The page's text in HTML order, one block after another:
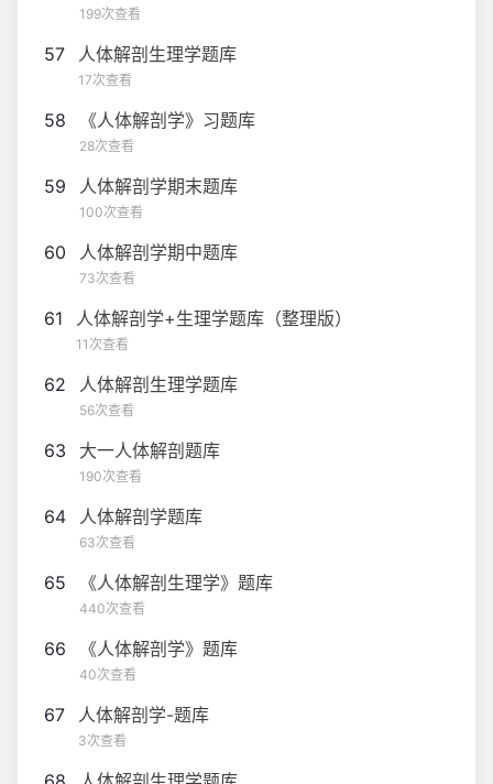
199次查看
57 人体解剖生理学题库
17次查看
58 《人体解剖学》习题库
28次查看
59 人体解剖学期末题库
100次查看
60 人体解剖学期中题库
73次查看
61 人体解剖学+生理学题库（整理版）
11次查看
62 人体解剖生理学题库
56次查看
63 大一人体解剖题库
190次查看
64 人体解剖学题库
63次查看
65 《人体解剖生理学》题库
440次查看
66 《人体解剖学》题库
40次查看
67 人体解剖学-题库
3次查看